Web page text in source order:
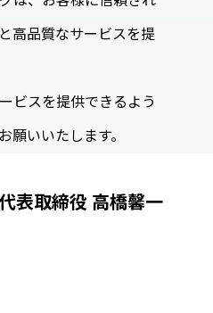
高品質なサービスを提
ビスを提供できるよう
いいたします。
表取締役 高橋馨一